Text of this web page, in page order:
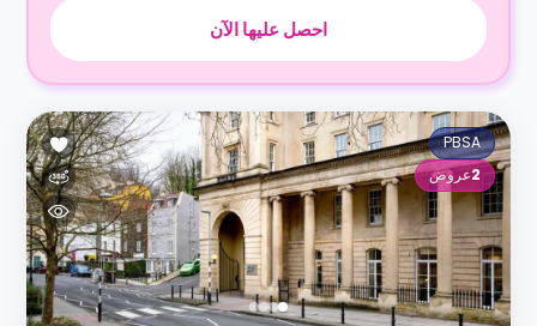
احصل عليها الآن
PBSA
2عروض